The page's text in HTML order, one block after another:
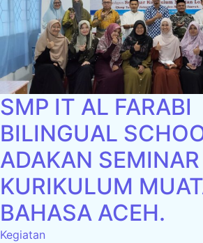
SMP IT AL FARABI
BILINGUAL
ADAKAN SEMINAR
KURIKULUM
BAHASA ACEH.
Kegiatan